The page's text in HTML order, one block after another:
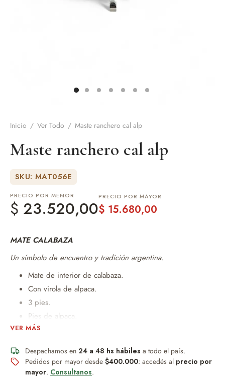
Inicio / Ver Todo / Maste ranchero cal alp
Maste ranchero cal alp
SKU: MAT056E
PRECIO POR MENOR
$ 23.520,00
PRECIO POR MAYOR
$ 15.680,00
MATE CALABAZA
Un símbolo de encuentro y tradición argentina.
Mate de interior de calabaza.
Con virola de alpaca.
3 pies.
Pies de alpaca.
Dije de alpaca.
mate.
Un obsequio distinguido que combina diseño,
VER MÁS
Despachamos en 24 a 48 hs hábiles a todo el país.
Pedidos por mayor desde $400.000: accedés al precio por
mayor. Consultanos.